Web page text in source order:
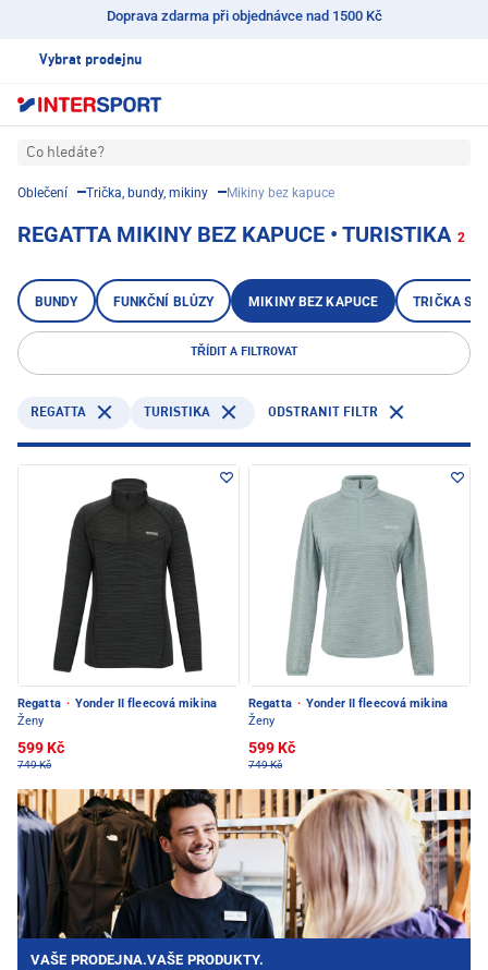
Doprava zdarma při objednávce nad 1500 Kč
Vybrat prodejnu
Co hledáte?
Oblečení Trička, bundy, mikiny Mikiny bez kapuce
REGATTA MIKINY BEZ KAPUCE • TURISTIKA 2
BUNDY FUNKČNÍ BLŮZY MIKINY BEZ KAPUCE TRIČKA S
TŘÍDIT A FILTROVAT
REGATTA TURISTIKA ODSTRANIT FILTR
Regatta · Yonder II fleecová mikina
Ženy
599 Kč
749 Kč
Regatta · Yonder II fleecová mikina
Ženy
599 Kč
749 Kč
VAŠE PRODEJNA.VAŠE PRODUKTY.